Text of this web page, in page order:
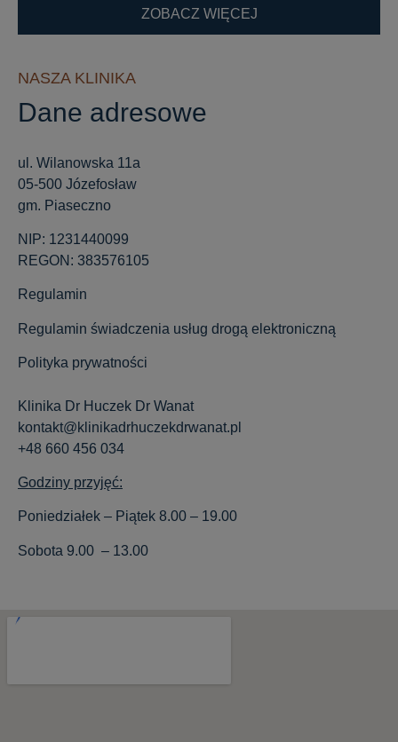
ZOBACZ WIĘCEJ
NASZA KLINIKA
Dane adresowe
ul. Wilanowska 11a
05-500 Józefosław
gm. Piaseczno
NIP: 1231440099
REGON: 383576105
Regulamin
Regulamin świadczenia usług drogą elektroniczną
Polityka prywatności
Klinika Dr Huczek Dr Wanat
kontakt@klinikadrhuczekdrwanat.pl
+48 660 456 034
Godziny przyjęć:
Poniedziałek – Piątek 8.00 – 19.00
Sobota 9.00 – 13.00